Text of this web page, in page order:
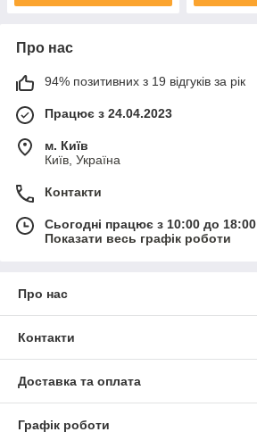
Про нас
94% позитивних з 19 відгуків за рік
Працює з 24.04.2023
м. Київ
Київ, Україна
Контакти
Сьогодні працює з 10:00 до 18:00
Показати весь графік роботи
Про нас
Контакти
Доставка та оплата
Графік роботи